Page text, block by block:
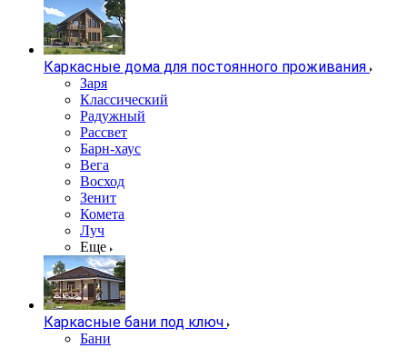
Каркасные дома для постоянного проживания
Заря
Классический
Радужный
Рассвет
Барн-хаус
Вега
Восход
Зенит
Комета
Луч
Еще
Каркасные бани под ключ
Бани